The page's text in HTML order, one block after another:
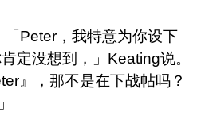
Peter，我特意为你设下
定没想到，」Keating说。
』，那不是在下战帖吗？